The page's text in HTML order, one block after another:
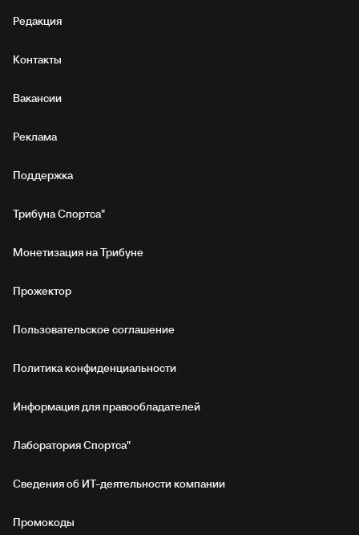
Редакция
Контакты
Вакансии
Реклама
Поддержка
Трибуна Спортса"
Монетизация на Трибуне
Прожектор
Пользовательское соглашение
Политика конфиденциальности
Информация для правообладателей
Лаборатория Спортса"
Сведения об ИТ‑деятельности компании
Промокоды